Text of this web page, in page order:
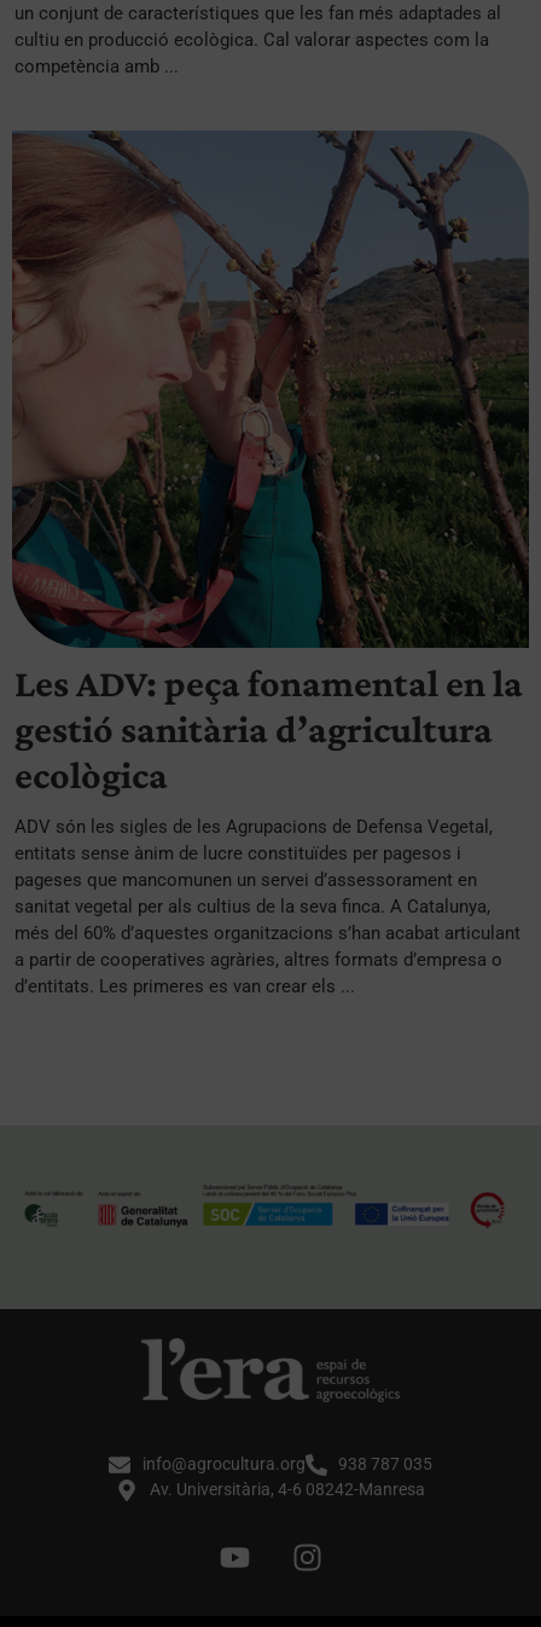
un conjunt de característiques que les fan més adaptades al
cultiu en producció ecològica. Cal valorar aspectes com la
competència amb ...
Les ADV: peça fonamental en la
gestió sanitària d’agricultura
ecològica
ADV són les sigles de les Agrupacions de Defensa Vegetal,
entitats sense ànim de lucre constituïdes per pagesos i
pageses que mancomunen un servei d’assessorament en
sanitat vegetal per als cultius de la seva finca. A Catalunya,
més del 60% d’aquestes organitzacions s’han acabat articulant
a partir de cooperatives agràries, altres formats d’empresa o
d’entitats. Les primeres es van crear els ...
info@agrocultura.org
938 787 035
Av. Universitària, 4-6 08242-Manresa